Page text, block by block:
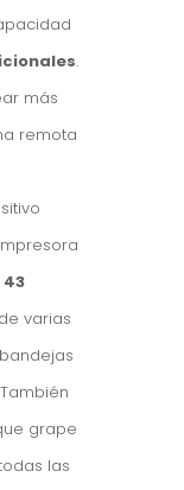
.
más
remota
43
varias
grape
las